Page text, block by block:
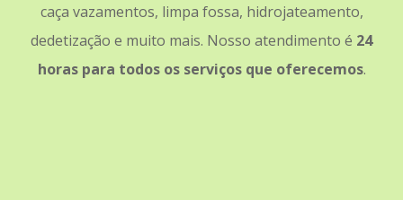
caça vazamentos, limpa fossa, hidrojateamento,
dedetização e muito mais. Nosso atendimento é 24
horas para todos os serviços que oferecemos.